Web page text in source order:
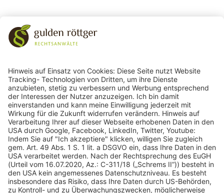
gulden röttger rechtsanwälte
gulden röttger rechtsanwälte
Jean-Pierre-Jungels-Str.10
55126 Mainz